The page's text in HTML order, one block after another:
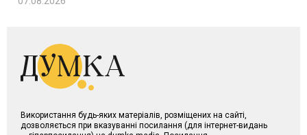
Використання будь-яких матеріалів, розміщених на сайті,
дозволяється при вказуванні посилання (для інтернет-видань